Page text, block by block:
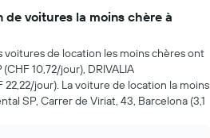
voitures la moins chère à
voitures de location les moins chères ont
10,72/jour), DRIVALIA
22,22/jour). La voiture de location la moins
SP, Carrer de Viriat, 43, Barcelona (3,1